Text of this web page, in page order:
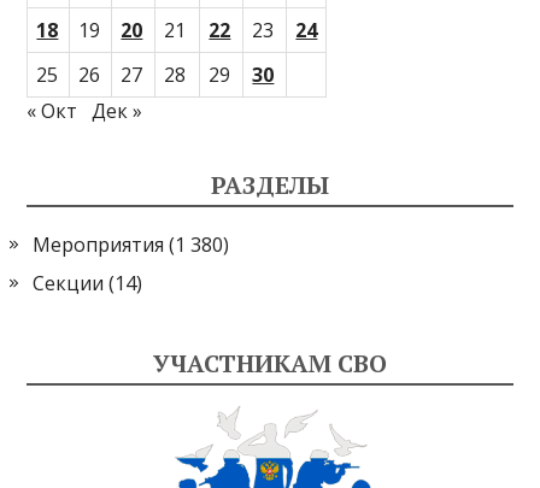
18
19 20 21 22 23
24
25
26 27 28 29
30
« Окт
Дек »
РАЗДЕЛЫ
Мероприятия (1 380)
Секции (14)
УЧАСТНИКАМ СВО